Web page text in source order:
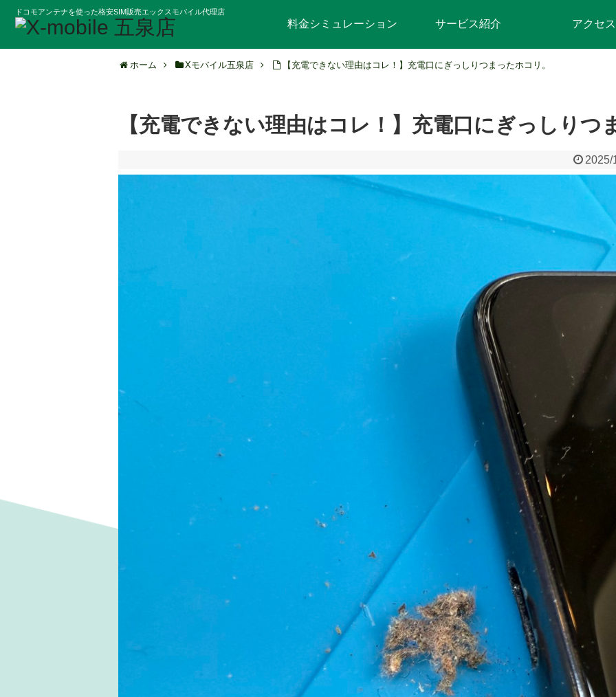
ドコモアンテナを使った格安SIM販売エックスモバイル代理店
料金シミュレーション サービス紹介 アクセス
ホーム Xモバイル五泉店 【充電できない理由はコレ！】充電口にぎっしりつまったホコリ。
【充電できない理由はコレ！】充電口にぎっしりつ
2025/